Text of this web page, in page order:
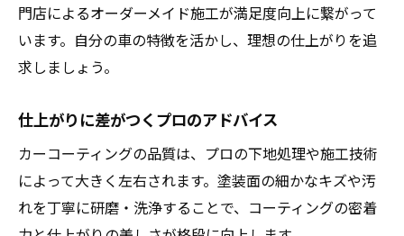
門店によるオーダーメイド施工が満足度向上に繋がって
います。自分の車の特徴を活かし、理想の仕上がりを追
求しましょう。
仕上がりに差がつくプロのアドバイス
カーコーティングの品質は、プロの下地処理や施工技術
によって大きく左右されます。塗装面の細かなキズや汚
れを丁寧に研磨・洗浄することで、コーティングの密着